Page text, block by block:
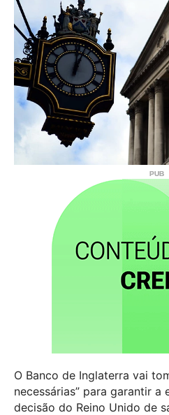
O Banco de Inglaterra vai
necessárias” para garantir a
decisão do Reino Unido de